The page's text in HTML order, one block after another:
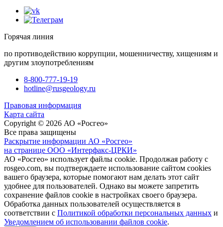
Горячая линия
по противодействию коррупции, мошенничеству, хищениям и
другим злоупотреблениям
8-800-777-19-19
hotline@rusgeology.ru
Правовая информация
Карта сайта
Copyright © 2026 АО «Росгео»
Все права защищены
Раскрытие информации АО «Росгео»
на странице ООО «Интерфакс-ЦРКИ»
АО «Росгео» использует файлы cookie. Продолжая работу с
rosgeo.com, вы подтверждаете использование сайтом cookies
вашего браузера, которые помогают нам делать этот сайт
удобнее для пользователей. Однако вы можете запретить
сохранение файлов cookie в настройках своего браузера.
Обработка данных пользователей осуществляется в
соответствии с Политикой обработки персональных данных и
Уведомлением об использовании файлов cookie.